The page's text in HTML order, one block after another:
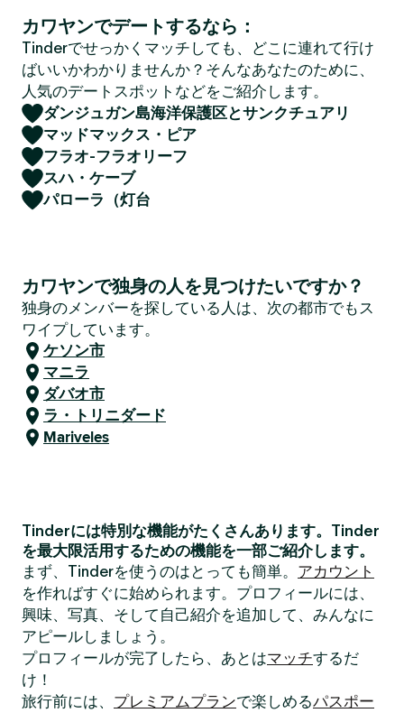
カワヤンでデートするなら：
Tinderでせっかくマッチしても、どこに連れて行け
ばいいかわかりませんか？そんなあなたのために、
人気のデートスポットなどをご紹介します。
ダンジュガン島海洋保護区とサンクチュアリ
マッドマックス・ピア
フラオ-フラオリーフ
スハ・ケーブ
パローラ（灯台
カワヤンで独身の人を見つけたいですか？
独身のメンバーを探している人は、次の都市でもス
ワイプしています。
ケソン市
マニラ
ダバオ市
ラ・トリニダード
Mariveles
Tinderには特別な機能がたくさんあります。Tinder
を最大限活用するための機能を一部ご紹介します。
まず、Tinderを使うのはとっても簡単。 アカウント
を作ればすぐに始められます。プロフィールには、
興味、写真、そして自己紹介を追加して、みんなに
アピールしましょう。
プロフィールが完了したら、あとはマッチするだ
け！
旅行前には、 プレミアムプランで楽しめるパスポー